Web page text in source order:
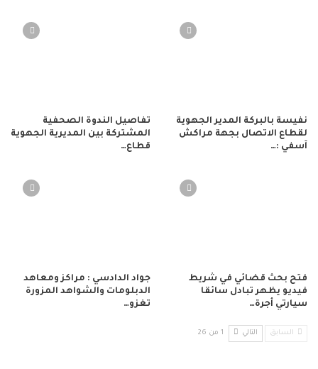
نفيسة بالبركة المدير الجهوية
لقطاع الاتصال بجهة مراكش
آسفي :…
تفاصيل الندوة الصحفية
المشتركة بين المديرية الجهوية
قطاع…
فتح بحث قضائي في شريط
فيديو يظهر تبادل سائقا
سيارتي أجرة…
جواد الدادسي : مراكز ومعاهد
الدبلومات والشواهد المزورة
تغزو…
السابق التالي 1 من 26